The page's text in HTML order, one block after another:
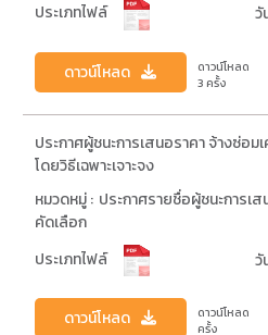
ประเภทไฟล์
วั
ดาวน์โหลด
ดาวน์โหลด
3 ครั้ง
ประกาศผู้ชนะการเสนอราคา จ้างซ่อ
โดยวิธีเฉพาะเจาะจง
หมวดหมู่ : ประกาศรายชื่อผู้ชนะการเ
คัดเลือก
ประเภทไฟล์
วั
ดาวน์โหลด
ดาวน์โหลด
ครั้ง